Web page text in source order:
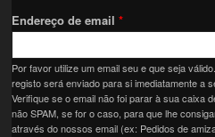
Endereço de email*
Por favor utilize um email seu e que seja
registo será enviado para si imediatamente a
Verifique se o email não foi parar à sua caixa
não SPAM, se for o caso, para que lhe
através do nossos email (ex: Pedidos de